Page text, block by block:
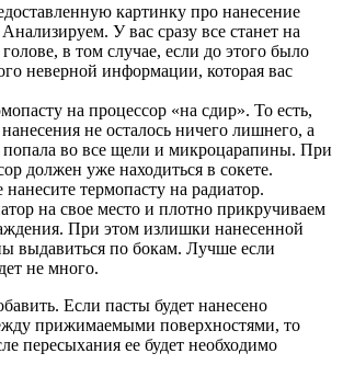
картинку про нанесение
У вас сразу все станет на
в том случае, если до этого было
неверной информации, которая вас
на процессор «на сдир». То есть,
не осталось ничего лишнего, а
попала во все щели и микроцарапины. При
должен уже находиться в сокете.
термопасту на радиатор.
на свое место и плотно прикручиваем
При этом излишки нанесенной
выдавиться по бокам. Лучше если
не много.
Если пасты будет нанесено
прижимаемыми поверхностями, то
пересыхания ее будет необходимо